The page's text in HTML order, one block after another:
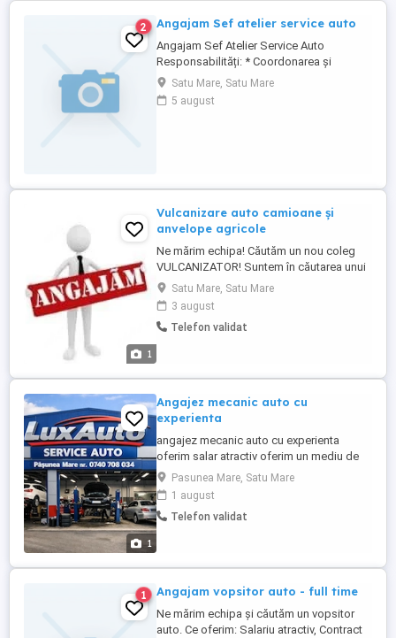
2 Angajam Sef atelier service auto
Angajam Sef Atelier Service Auto
Responsabilități: * Coordonarea și
supervizarea activității echipei de
mecanici auto. * Planificarea și
gestionarea fluxului de lucru în atelier. *
Satu Mare, Satu Mare
5 august
1
Vulcanizare auto camioane și
anvelope agricole
Ne mărim echipa! Căutăm un nou coleg
VULCANIZATOR! Suntem în căutarea unui
vulcanizator pasionat și dedicat, care să
se alăture echipei noastre. Dacă ai
experiență în domeniu și îți dorești un loc
de muncă stabil, acest anunț este pentru
Satu Mare, Satu Mare
3 august
Telefon validat
1
Angajez mecanic auto cu
experienta
angajez mecanic auto cu experienta
oferim salar atractiv oferim un mediu de
lucru curat si placut cerem si oferim
seriozitate
Pasunea Mare, Satu Mare
1 august
Telefon validat
1 Angajam vopsitor auto - full time
Ne mărim echipa și căutăm un vopsitor
auto. Ce oferim: Salariu atractiv, Contract